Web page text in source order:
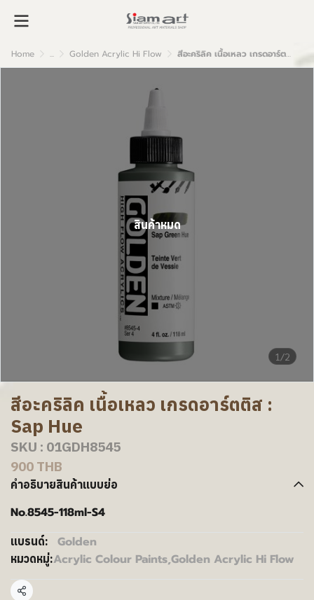
Home ... Golden Acrylic Hi Flow สีอะคริลิค เนื้อเหลว เกรดอาร์ตติส : Sap Hue
1/2
สินค้าหมด
สีอะคริลิค เนื้อเหลว เกรดอาร์ตติส :
Sap Hue
SKU : 01GDH8545
900 THB
คำอธิบายสินค้าแบบย่อ
No.8545-118ml-S4
แบรนด์: Golden
หมวดหมู่:Acrylic Colour Paints,Golden Acrylic Hi Flow
แชร์